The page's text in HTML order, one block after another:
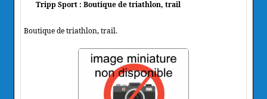
Tripp Sport : Boutique de triathlon, trail
Boutique de triathlon, trail.